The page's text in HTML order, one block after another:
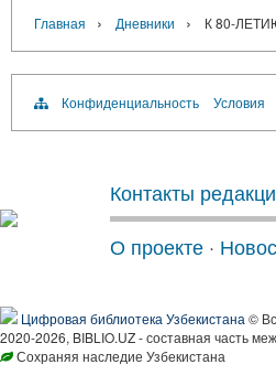
Главная › Дневники › К 80-
Конфиденциальность Условия
Контакты
О проекте ·
Цифровая библиотека Узбекистана ©
2020-2026, BIBLIO.UZ - составная часть
Сохраняя наследие Узбекистана